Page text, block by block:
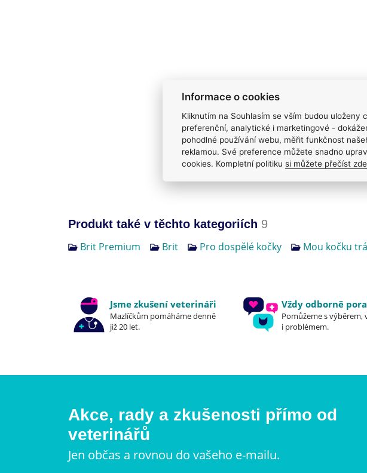
Produkt také v těchto kategoriích 9
Brit Premium
Brit Pro dospělé kočky Mou kočku
Jsme zkušení veterináři
Mazlíčkům pomáháme denně
již 20 let.
Vždy odborně
Pomůžeme s výběrem,
i problémem.
Akce, rady a zkušenosti přímo od
veterinářů
Jen občas a rovnou do vašeho e-mailu.
Informace o cookies
Kliknutím na Souhlasím se vším budou uloženy
preferenční, analytické i marketingové -
pohodlné používání webu, měřit funkčnost
reklamou. Své preference můžete snadno
cookies. Kompletní politiku si můžete přečíst zde